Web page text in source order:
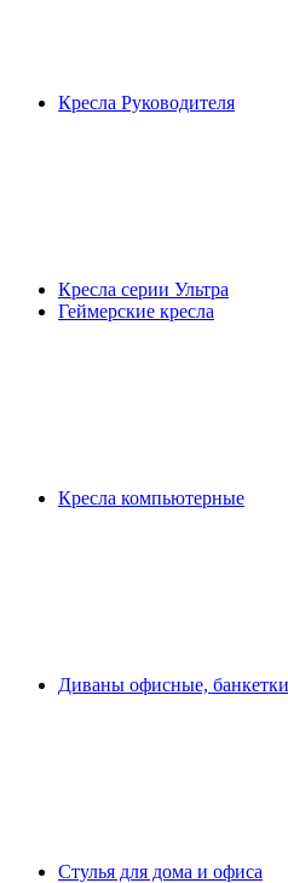
Кресла Руководителя
Кресла серии Ультра
Геймерские кресла
Кресла компьютерные
Диваны офисные,
Стулья для дома и офиса